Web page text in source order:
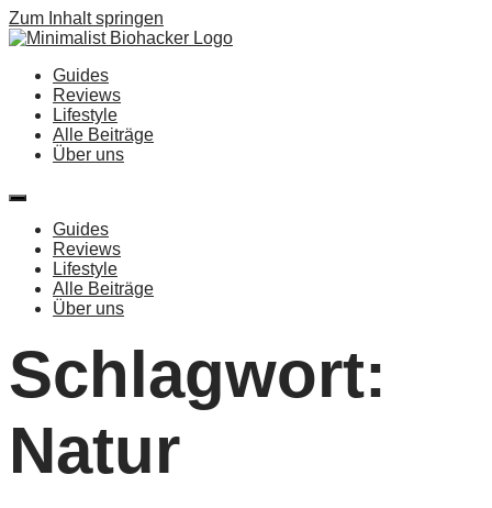
Zum Inhalt springen
Guides
Reviews
Lifestyle
Alle Beiträge
Über uns
Guides
Reviews
Lifestyle
Alle Beiträge
Über uns
Schlagwort:
Natur